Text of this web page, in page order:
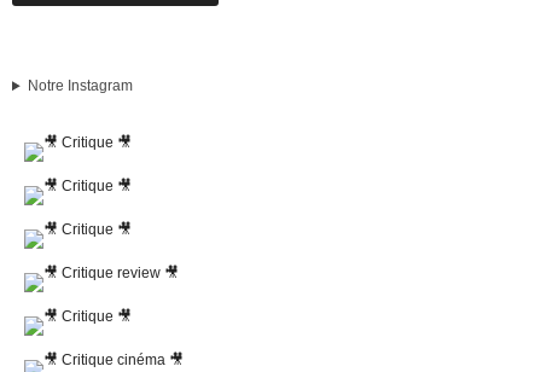
Notre Instagram